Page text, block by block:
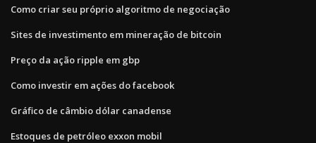
Como criar seu próprio algoritmo de negociação
Sites de investimento em mineração de bitcoin
Preço da ação ripple em gbp
Como investir em ações do facebook
Gráfico de câmbio dólar canadense
Estoques de petróleo exxon mobil